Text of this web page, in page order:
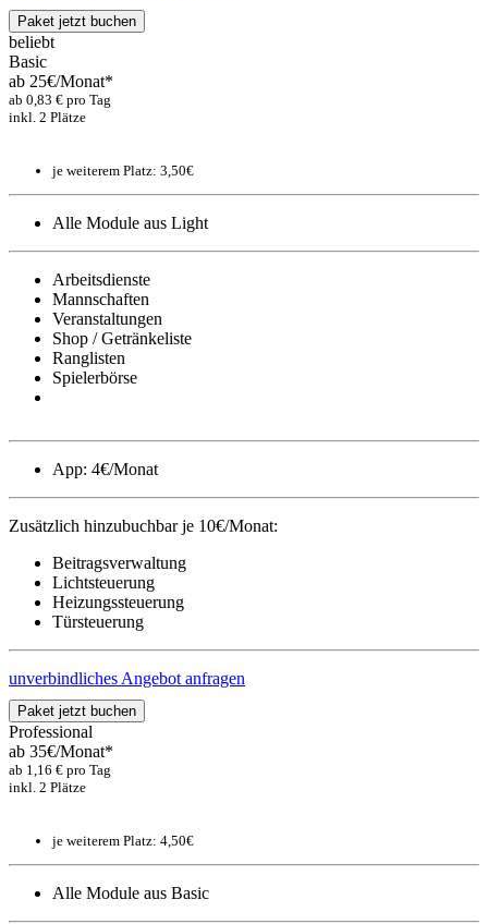
Paket jetzt buchen
beliebt
Basic
ab 25€/Monat*
ab 0,83 € pro Tag
inkl. 2 Plätze
je weiterem Platz: 3,50€
Alle Module aus Light
Arbeitsdienste
Mannschaften
Veranstaltungen
Shop / Getränkeliste
Ranglisten
Spielerbörse
App: 4€/Monat
Zusätzlich hinzubuchbar je 10€/Monat:
Beitragsverwaltung
Lichtsteuerung
Heizungssteuerung
Türsteuerung
unverbindliches Angebot anfragen
Paket jetzt buchen
Professional
ab 35€/Monat*
ab 1,16 € pro Tag
inkl. 2 Plätze
je weiterem Platz: 4,50€
Alle Module aus Basic